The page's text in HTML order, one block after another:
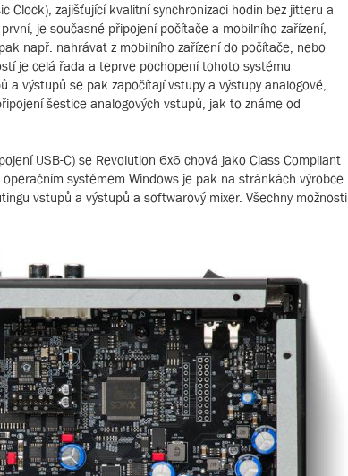
Clock), zajišťující kvalitní synchronizaci hodin bez jitteru a
je současné připojení počítače a mobilního zařízení,
např. nahrávat z mobilního zařízení do počítače, nebo
je celá řada a teprve pochopení tohoto systému
výstupů se pak započítají vstupy a výstupy analogové,
šestice analogových vstupů, jak to známe od
USB-C) se Revolution 6x6 chová jako Class Compliant
systémem Windows je pak na stránkách výrobce
vstupů a výstupů a softwarový mixer. Všechny možnosti